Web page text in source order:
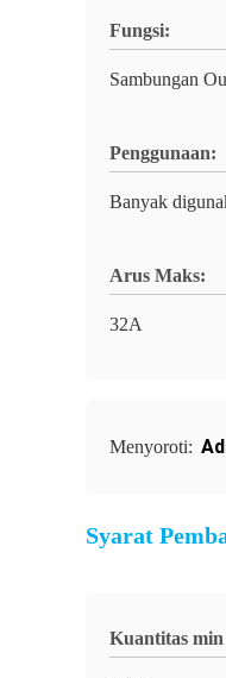
Fungsi:
Sambungan
Penggunaan:
Banyak
Arus Maks:
32A
Menyoroti:
Syarat
Kuantitas